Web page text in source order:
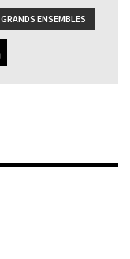
GRANDS ENSEMBLES